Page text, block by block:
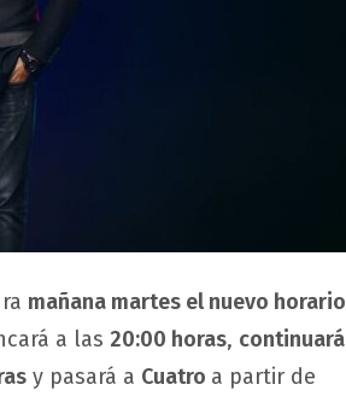
mañana martes el nuevo horario
a las 20:00 horas, continuará
y pasará a Cuatro a partir de